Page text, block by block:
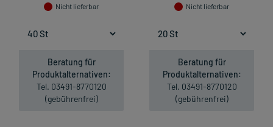
Nicht lieferbar
Beratung für
Produktalternativen:
Tel. 03491-8770120
(gebührenfrei)
Nicht lieferbar
Beratung für
Produktalternativen:
Tel. 03491-8770120
(gebührenfrei)